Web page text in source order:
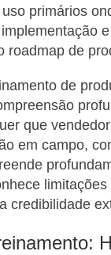
primários
roadmap de
de
que
em campo,
credibilidade